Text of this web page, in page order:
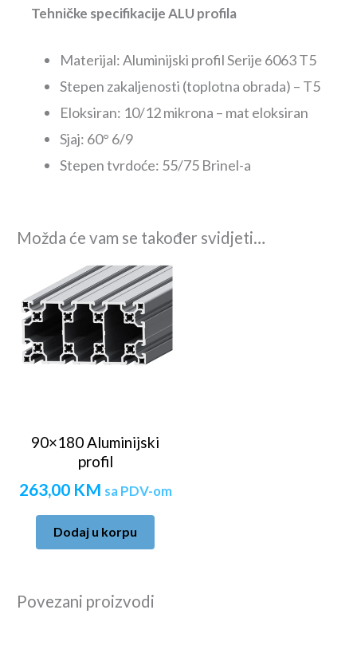
Tehničke specifikacije ALU profila
Materijal: Aluminijski profil Serije 6063 T5
Stepen zakaljenosti (toplotna obrada) – T5
Eloksiran: 10/12 mikrona – mat eloksiran
Sjaj: 60° 6/9
Stepen tvrdoće: 55/75 Brinel-a
Možda će vam se također svidjeti…
90×180 Aluminijski
profil
263,00 KM sa PDV-om
Dodaj u korpu
Povezani proizvodi